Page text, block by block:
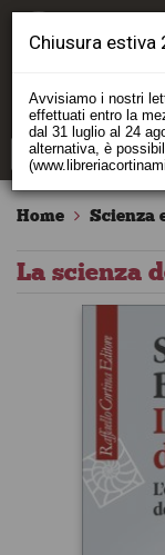
Home Scienza
La scienza
Chiusura estiva
Avvisiamo i nostri
effettuati entro la
dal 31 luglio al 24
alternativa, è